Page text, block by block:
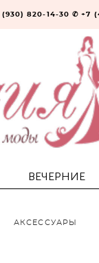
820-14-30 ✆ +7
ВЕЧЕРНИЕ
АКСЕССУАРЫ